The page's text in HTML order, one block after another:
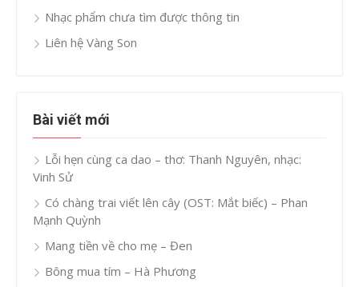
Nhạc phẩm chưa tìm được thông tin
Liên hệ Vàng Son
Bài viết mới
Lỗi hẹn cùng ca dao – thơ: Thanh Nguyên, nhạc:
Vinh Sử
Có chàng trai viết lên cây (OST: Mắt biếc) – Phan
Mạnh Quỳnh
Mang tiền về cho mẹ – Đen
Bông mua tím – Hà Phương